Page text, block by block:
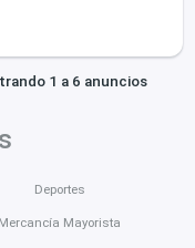
1 a 6 anuncios
Deportes
Mercancía Mayorista